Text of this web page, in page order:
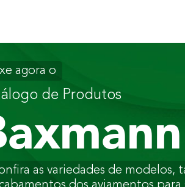
agora o
de Produtos
as variedades de modelos,